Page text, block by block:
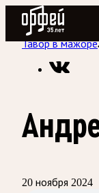
Радио Орфей
Радио
Тавор в мажоре
20 ноября 2024